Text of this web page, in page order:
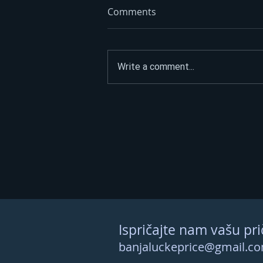
Comments
Write a comment...
Ispričajte nam vašu